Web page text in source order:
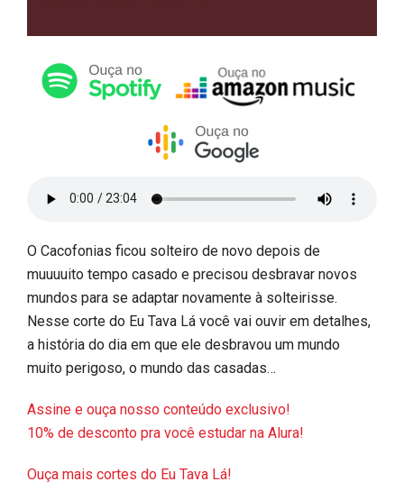
O Cacofonias ficou solteiro de novo depois de
muuuuito tempo casado e precisou desbravar novos
mundos para se adaptar novamente à solteirisse.
Nesse corte do Eu Tava Lá você vai ouvir em detalhes,
a história do dia em que ele desbravou um mundo
muito perigoso, o mundo das casadas…
Assine e ouça nosso conteúdo exclusivo!
10% de desconto pra você estudar na Alura!
Ouça mais cortes do Eu Tava Lá!